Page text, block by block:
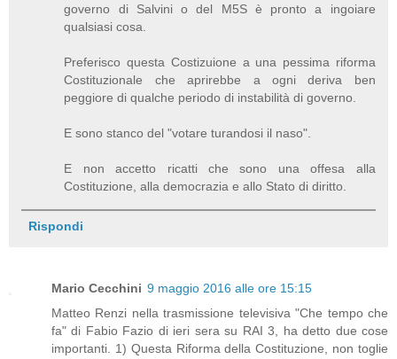
governo di Salvini o del M5S è pronto a ingoiare
qualsiasi cosa.
Preferisco questa Costizuione a una pessima riforma
Costituzionale che aprirebbe a ogni deriva ben
peggiore di qualche periodo di instabilità di governo.
E sono stanco del "votare turandosi il naso".
E non accetto ricatti che sono una offesa alla
Costituzione, alla democrazia e allo Stato di diritto.
Rispondi
Mario Cecchini 9 maggio 2016 alle ore 15:15
Matteo Renzi nella trasmissione televisiva "Che tempo che
fa" di Fabio Fazio di ieri sera su RAI 3, ha detto due cose
importanti. 1) Questa Riforma della Costituzione, non toglie